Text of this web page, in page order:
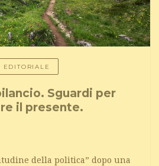
EDITORIALE
Sguardi per
il presente.
della politica” dopo una